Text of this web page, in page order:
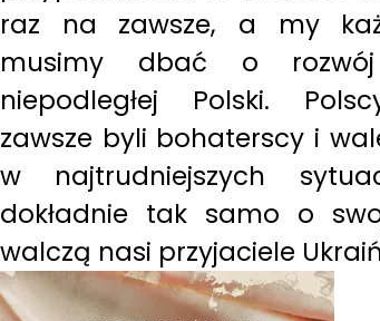
raz na zawsze, a my
musimy dbać o
niepodległej Polski.
zawsze byli bohaterscy i
w najtrudniejszych
dokładnie tak samo o
walczą nasi przyjaciele